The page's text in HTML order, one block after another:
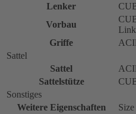
Lenker
Vorbau
Griffe
Sattel
Sattel
Sattelstütze
Sonstiges
Weitere Eigenschaften